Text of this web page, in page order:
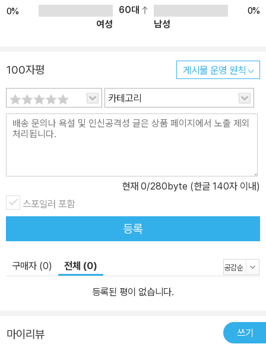
0%
60대
0%
여성
남성
100자평 게시물 운영 원칙
카테고리
현재 0/280byte (한글 140자 이내)
스포일러 포함
등록
구매자 (0) 전체 (0)
등록된 평이 없습니다.
마이리뷰 쓰기